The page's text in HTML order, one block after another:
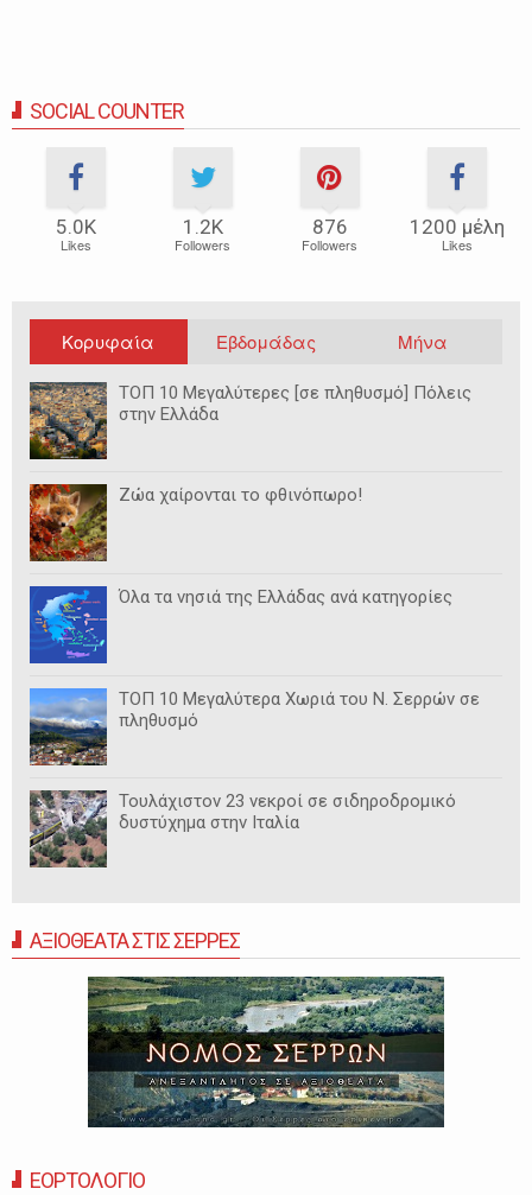
SOCIAL COUNTER
5.0Κ
Likes
1.2Κ
Followers
876
Followers
1200 μέλη
Likes
Κορυφαία Εβδομάδας Μήνα
ΤΟΠ 10 Μεγαλύτερες [σε πληθυσμό] Πόλεις
στην Ελλάδα
Ζώα χαίρονται το φθινόπωρο!
Όλα τα νησιά της Ελλάδας ανά κατηγορίες
ΤΟΠ 10 Μεγαλύτερα Χωριά του Ν. Σερρών σε
πληθυσμό
Τουλάχιστον 23 νεκροί σε σιδηροδρομικό
δυστύχημα στην Ιταλία
ΑΞΙΟΘΕΑΤΑ ΣΤΙΣ ΣΕΡΡΕΣ
ΕΟΡΤΟΛΟΓΙΟ